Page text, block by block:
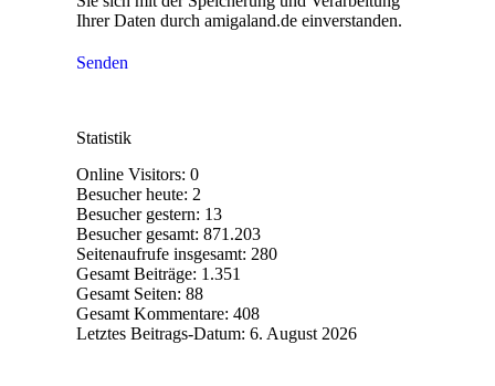
Ihrer Daten durch amigaland.de einverstanden.
Senden
Statistik
Online Visitors: 0
Besucher heute: 2
Besucher gestern: 13
Besucher gesamt: 871.203
Seitenaufrufe insgesamt: 280
Gesamt Beiträge: 1.351
Gesamt Seiten: 88
Gesamt Kommentare: 408
Letztes Beitrags-Datum: 6. August 2026